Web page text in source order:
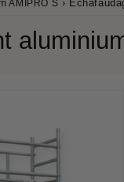
AMIPRO S ›